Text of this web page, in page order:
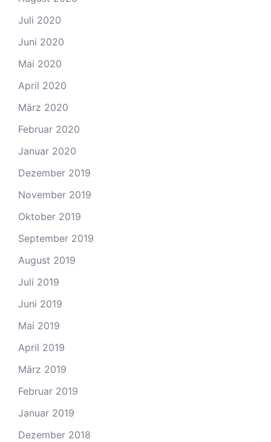
Juli 2020
Juni 2020
Mai 2020
April 2020
März 2020
Februar 2020
Januar 2020
Dezember 2019
November 2019
Oktober 2019
September 2019
August 2019
Juli 2019
Juni 2019
Mai 2019
April 2019
März 2019
Februar 2019
Januar 2019
Dezember 2018